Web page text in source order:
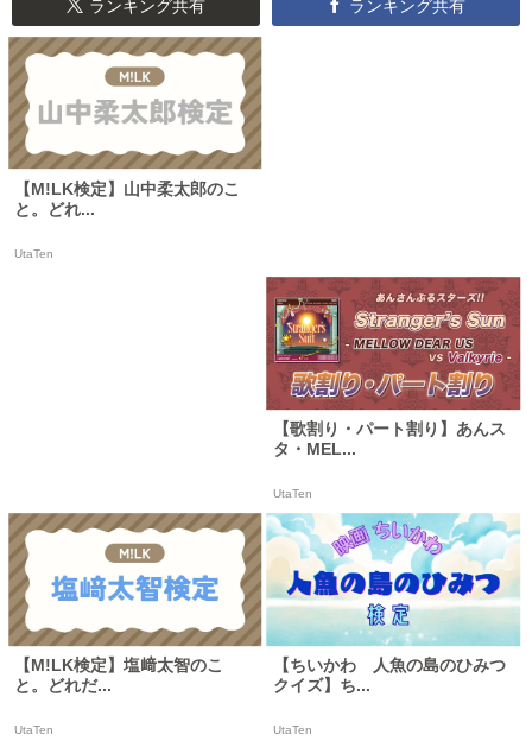
ランキング共有 ランキング共有
【M!LK検定】山中柔太郎のこ
と。どれ...
UtaTen
【歌割り・パート割り】あんス
タ・MEL...
UtaTen
【M!LK検定】塩﨑太智のこ
と。どれだ...
UtaTen
【ちいかわ 人魚の島のひみつ
クイズ】ち...
UtaTen